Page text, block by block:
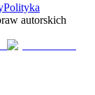
Polityka
autorskich